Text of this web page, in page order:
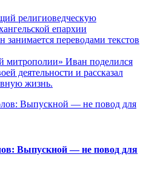
религиоведческую
епархии
переводами текстов
митрополии» Иван поделился
деятельности и рассказал
жизнь.
Выпускной — не повод для